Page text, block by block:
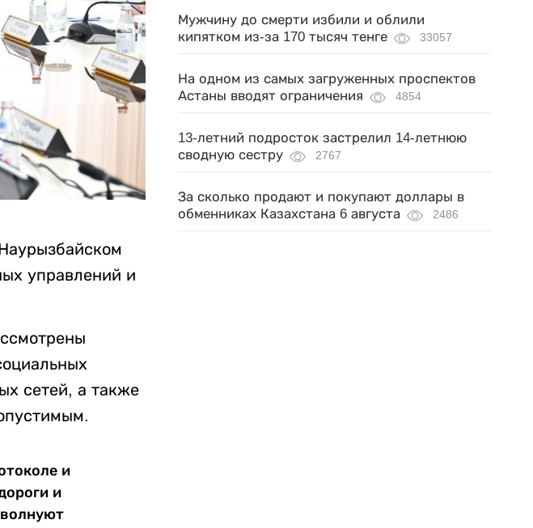
управлений и
сетей, а также
и
и
Мужчину до смерти избили и облили
кипятком из-за 170 тысяч тенге
33057
На одном из самых загруженных проспектов
Астаны вводят ограничения
4854
13-летний подросток застрелил 14-летнюю
сводную сестру
2767
За сколько продают и покупают доллары в
обменниках Казахстана 6 августа
2486